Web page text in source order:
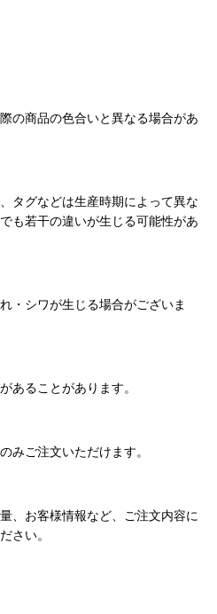
の商品の色合いと異なる場合があ
タグなどは生産時期によって異な
も若干の違いが生じる可能性があ
・シワが生じる場合がございま
あることがあります。
みご注文いただけます。
、お客様情報など、ご注文内容に
さい。